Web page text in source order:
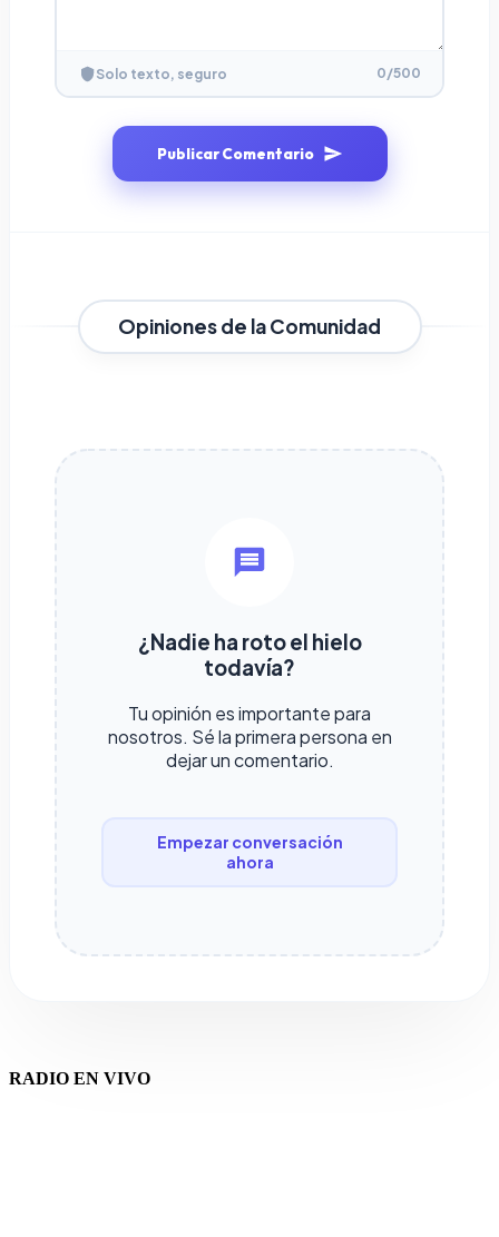
Solo texto, seguro 0/500
Publicar Comentario
Opiniones de la Comunidad
¿Nadie ha roto el hielo
todavía?
Tu opinión es importante para
nosotros. Sé la primera persona en
dejar un comentario.
Empezar conversación
ahora
RADIO EN VIVO